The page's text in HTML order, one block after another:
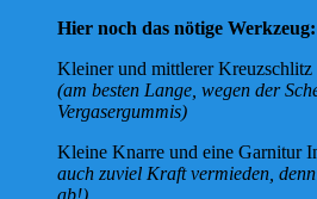
Hier noch das nötige Werkzeug:
Kleiner und mittlerer Kreuzschlitz
(am besten Lange, wegen der
Vergasergummis)
Kleine Knarre und eine Garnitur
auch zuviel Kraft vermieden,